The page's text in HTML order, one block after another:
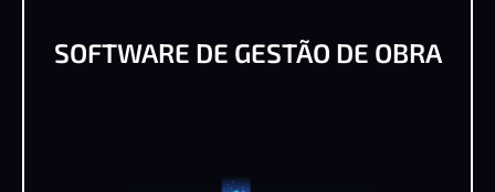
SOFTWARE DE GESTÃO DE OBRA